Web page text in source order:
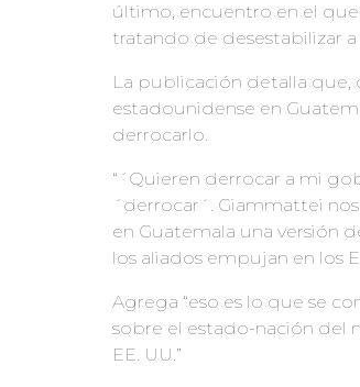
último, encuentro en el
tratando de desestabilizar a
La publicación detalla que,
estadounidense en
derrocarlo.
“´Quieren derrocar a mi
´derrocar´. Giammattei
en Guatemala una versión
los aliados empujan en los
Agrega “eso es lo que se
sobre el estado-nación del
EE. UU.”